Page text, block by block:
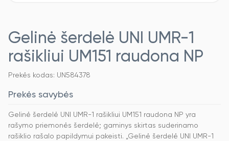
Gelinė šerdelė UNI UMR-1
rašikliui UM151 raudona NP
Prekės kodas: UN584378
Prekės savybės
Gelinė šerdelė UNI UMR-1 rašikliui UM151 raudona NP yra
rašymo priemonės šerdelė; gaminys skirtas suderinamo
rašiklio rašalo papildymui pakeisti. „Gelinė šerdelė UNI UMR-1